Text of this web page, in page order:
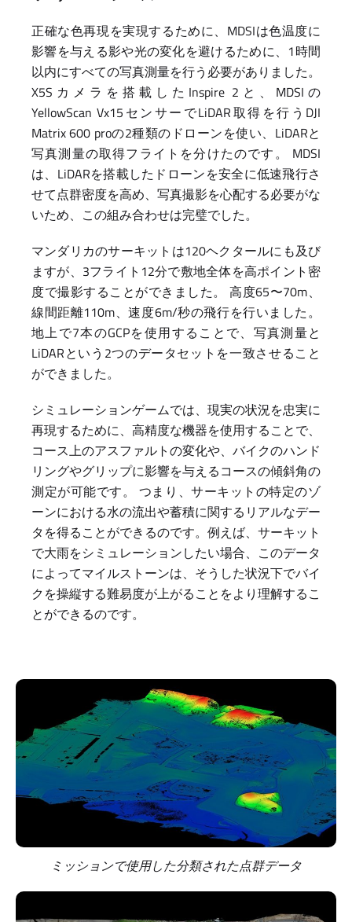
正確な色再現を実現するために、MDSIは色温度に
影響を与える影や光の変化を避けるために、1時間
以内にすべての写真測量を行う必要がありました。
X5Sカメラを搭載したInspire 2と、MDSIの
YellowScan Vx15センサーでLiDAR取得を行うDJI
Matrix 600 proの2種類のドローンを使い、LiDARと
写真測量の取得フライトを分けたのです。 MDSI
は、LiDARを搭載したドローンを安全に低速飛行さ
せて点群密度を高め、写真撮影を心配する必要がな
いため、この組み合わせは完璧でした。
マンダリカのサーキットは120ヘクタールにも及び
ますが、3フライト12分で敷地全体を高ポイント密
度で撮影することができました。 高度65〜70m、
線間距離110m、速度6m/秒の飛行を行いました。
地上で7本のGCPを使用することで、写真測量と
LiDARという2つのデータセットを一致させること
ができました。
シミュレーションゲームでは、現実の状況を忠実に
再現するために、高精度な機器を使用することで、
コース上のアスファルトの変化や、バイクのハンド
リングやグリップに影響を与えるコースの傾斜角の
測定が可能です。 つまり、サーキットの特定のゾ
ーンにおける水の流出や蓄積に関するリアルなデー
タを得ることができるのです。例えば、サーキット
で大雨をシミュレーションしたい場合、このデータ
によってマイルストーンは、そうした状況下でバイ
クを操縦する難易度が上がることをより理解するこ
とができるのです。
ミッションで使用した分類された点群データ